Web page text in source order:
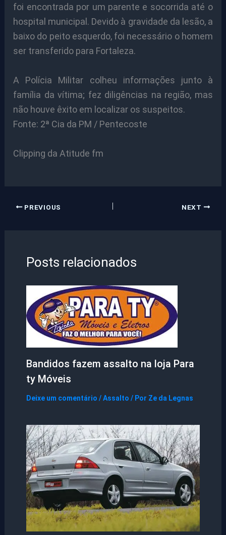
foi encontrada por um parente e socorrida até o
hospital municipal. Devido à gravidade da lesão, a
baixo do peito esquerdo, foi necessário o homem
ser transferido para Fortaleza.
A Polícia Militar colheu informações junto à
família da vítima; fez diligências na região, mas
não houve êxito em localizar os suspeitos.
Fonte: 2ª Cia da PM / Pentecoste
Clipping da Atitude fm
PREVIOUS NEXT
Posts relacionados
Bandidos fazem assalto na loja Para
ty Móveis
Deixe um comentário /Assalto / Por Ze da Legnas